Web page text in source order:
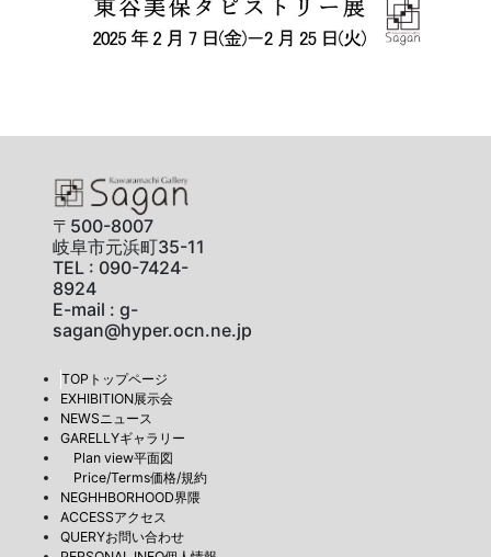
〒500-8007
岐阜市元浜町35-11
TEL : 090-7424-
8924
E-mail : g-
sagan@hyper.ocn.ne.jp
TOPトップページ
EXHIBITION展示会
NEWSニュース
GARELLYギャラリー
Plan view平面図
Price/Terms価格/規約
NEGHHBORHOOD界隈
ACCESSアクセス
QUERYお問い合わせ